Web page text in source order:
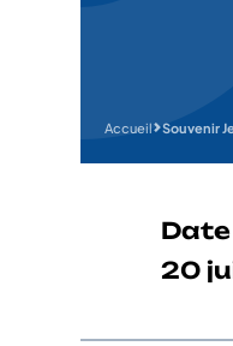
Accueil Souvenir
20